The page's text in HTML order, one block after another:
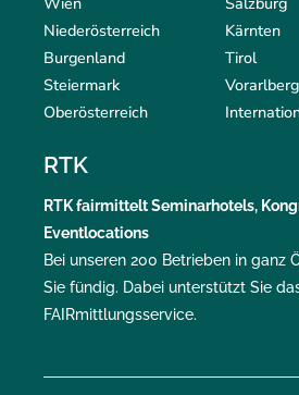
Niederösterreich
Burgenland
Steiermark
Oberösterreich
Kärnten
Tirol
Vorarlberg
RTK
RTKfairmitteltSeminarhotels,
Eventlocations
Bei unseren 200 Betrieben in ganz
Sie fündig. Dabei unterstützt Sie
FAIRmittlungsservice.